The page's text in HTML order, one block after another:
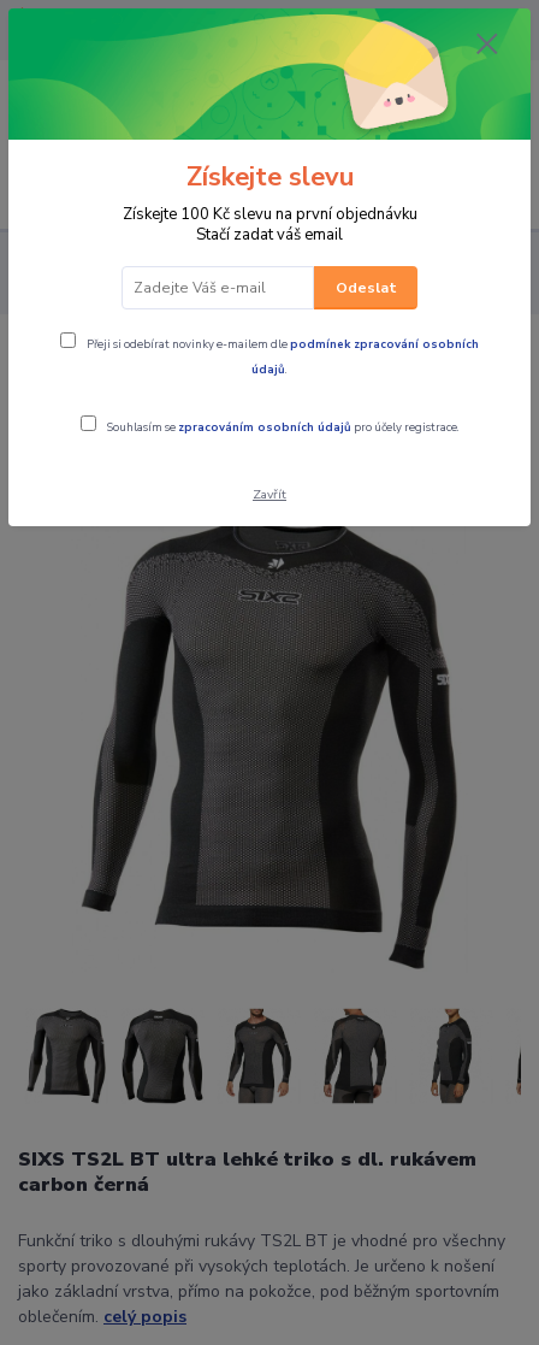
OPAVA 733537099/HLUČÍN
734541648/OLOMOUC 734593593
0,00 CZK
PRO JEZDCE FUNKČNÍ PRÁDLO Triko
Ultra lehké triko
SIXS TS2L BT carbon černá
Ultra lehké triko SIXS TS2L BT carbon
SIXS TS2L BT ultra lehké triko s dl. rukávem
carbon černá
Funkční triko s dlouhými rukávy TS2L BT je vhodné pro všechny
sporty provozované při vysokých teplotách. Je určeno k nošení
jako základní vrstva, přímo na pokožce, pod běžným sportovním
oblečením. celý popis
Získejte slevu
Získejte 100 Kč slevu na první objednávku
Stačí zadat váš email
Odeslat
Přeji si odebírat novinky e-mailem dlepodmínek zpracování osobních
údajů.
Souhlasím se zpracováním osobních údajů pro účely registrace.
Zavřít